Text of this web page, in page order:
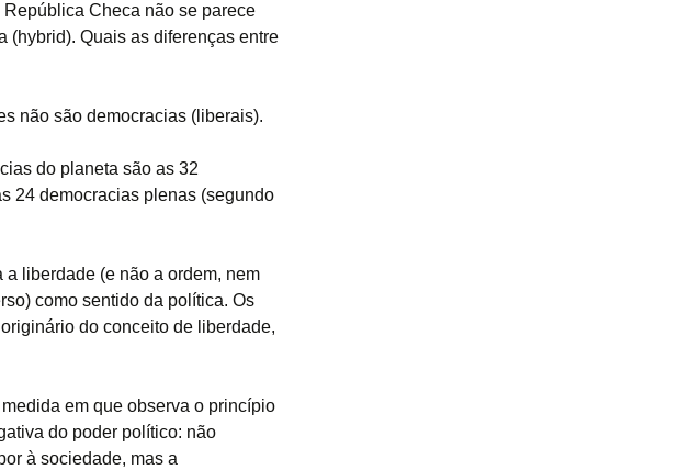
Checa não se parece
(hybrid). Quais as diferenças entre
não são democracias (liberais).
do planeta são as 32
24 democracias plenas (segundo
liberdade (e não a ordem, nem
como sentido da política. Os
do conceito de liberdade,
em que observa o princípio
do poder político: não
à sociedade, mas a